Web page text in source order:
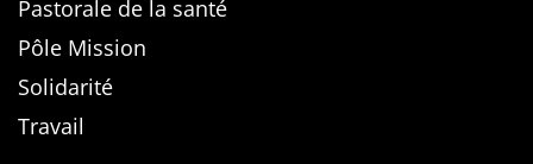
Pastorale de la santé
Pôle Mission
Solidarité
Travail